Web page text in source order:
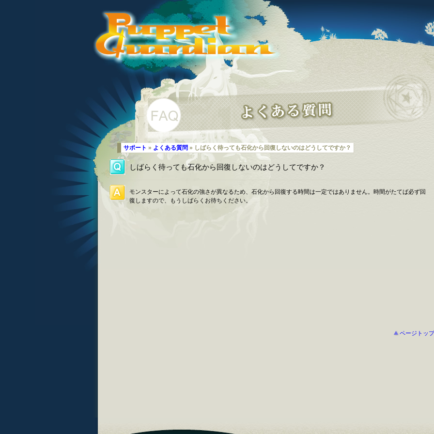
サポート » よくある質問 » しばらく待っても石化から回復しないのはどうしてですか？
しばらく待っても石化から回復しないのはどうしてですか？
モンスターによって石化の強さが異なるため、石化から回復する時間は一定ではありません。時間がたてば必ず回
復しますので、もうしばらくお待ちください。
ページトップ